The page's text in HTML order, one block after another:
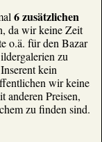
6 zusätzlichen
da wir keine Zeit
o.ä. für den Bazar
zu
kein
wir keine
anderen Preisen,
zu finden sind.